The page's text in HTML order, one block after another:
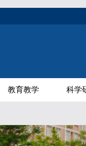
教育教学 科学